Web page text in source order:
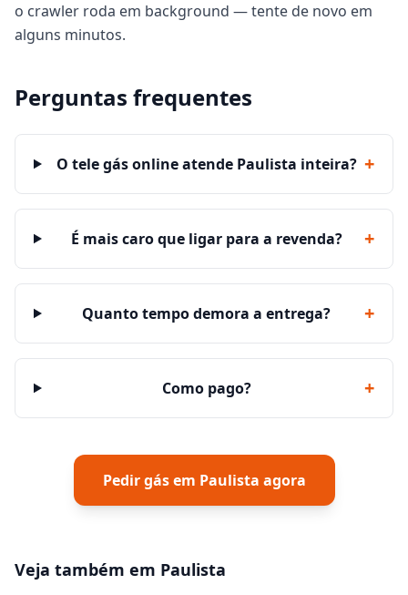
o crawler roda em background — tente de novo em
alguns minutos.
Perguntas frequentes
O tele gás online atende Paulista inteira? +
É mais caro que ligar para a revenda? +
Quanto tempo demora a entrega? +
Como pago? +
Pedir gás em Paulista agora
Veja também em Paulista